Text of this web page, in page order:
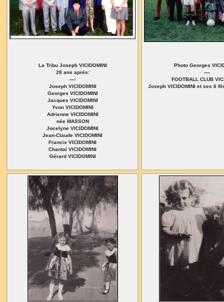
La Tribu Joseph VICIDOMINI
28 ans après:
----
Joseph VICIDOMINI
Georges VICIDOMINI
Jacques VICIDOMINI
Yvon VICIDOMINI
Adrienne VICIDOMINI
née MASSON
Jocelyne VICIDOMINI
Jean-Claude VICIDOMINI
Francis VICIDOMINI
Chantal VICIDOMINI
Gérard VICIDOMINI
Photo Georges
----
FOOTBALL CLUB
Joseph VICIDOMINI et ses 6